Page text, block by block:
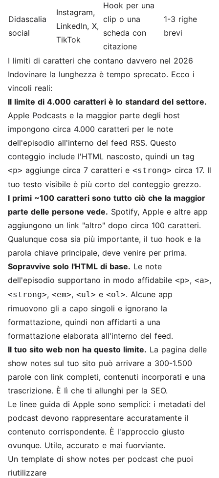
Didascalia
social
Instagram,
LinkedIn, X,
TikTok
Hook per una
clip o una
scheda con
citazione
1-3 righe
brevi
I limiti di caratteri che contano davvero nel 2026
Indovinare la lunghezza è tempo sprecato. Ecco i
vincoli reali:
Il limite di 4.000 caratteri è lo standard del settore.
Apple Podcasts e la maggior parte degli host
impongono circa 4.000 caratteri per le note
dell'episodio all'interno del feed RSS. Questo
conteggio include l'HTML nascosto, quindi un tag
<p> aggiunge circa 7 caratteri e <strong> circa 17. Il
tuo testo visibile è più corto del conteggio grezzo.
I primi ~100 caratteri sono tutto ciò che la maggior
parte delle persone vede. Spotify, Apple e altre app
aggiungono un link "altro" dopo circa 100 caratteri.
Qualunque cosa sia più importante, il tuo hook e la
parola chiave principale, deve venire per prima.
Sopravvive solo l'HTML di base. Le note
dell'episodio supportano in modo affidabile <p>, <a>,
<strong>, <em>, <ul> e <ol>. Alcune app
rimuovono gli a capo singoli e ignorano la
formattazione, quindi non affidarti a una
formattazione elaborata all'interno del feed.
Il tuo sito web non ha questo limite. La pagina delle
show notes sul tuo sito può arrivare a 300-1.500
parole con link completi, contenuti incorporati e una
trascrizione. È lì che ti allunghi per la SEO.
Le linee guida di Apple sono semplici: i metadati del
podcast devono rappresentare accuratamente il
contenuto corrispondente. È l'approccio giusto
ovunque. Utile, accurato e mai fuorviante.
Un template di show notes per podcast che puoi
riutilizzare